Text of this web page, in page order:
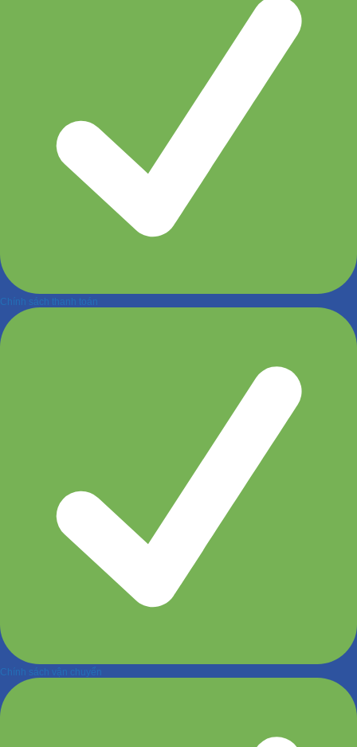
Chính sách thanh toán
Chính sách vận chuyển